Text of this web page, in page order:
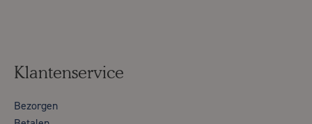
Klantenservice
Bezorgen